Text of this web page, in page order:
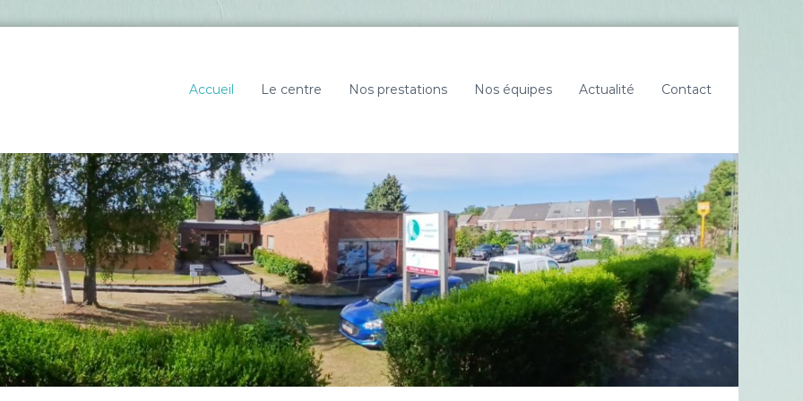
Accueil Le centre Nos prestations Nos équipes Actualité Contact